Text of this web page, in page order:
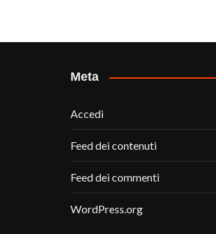
Meta
Accedi
Feed dei contenuti
Feed dei commenti
WordPress.org